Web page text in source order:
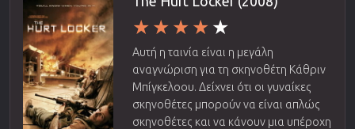
Αυτή η ταινία είναι η μεγάλη
αναγνώριση για τη σκηνοθέτη Κάθριν
Μπίγκελοου. Δείχνει ότι οι γυναίκες
σκηνοθέτες μπορούν να είναι απλώς
σκηνοθέτες και να κάνουν μια υπέροχη